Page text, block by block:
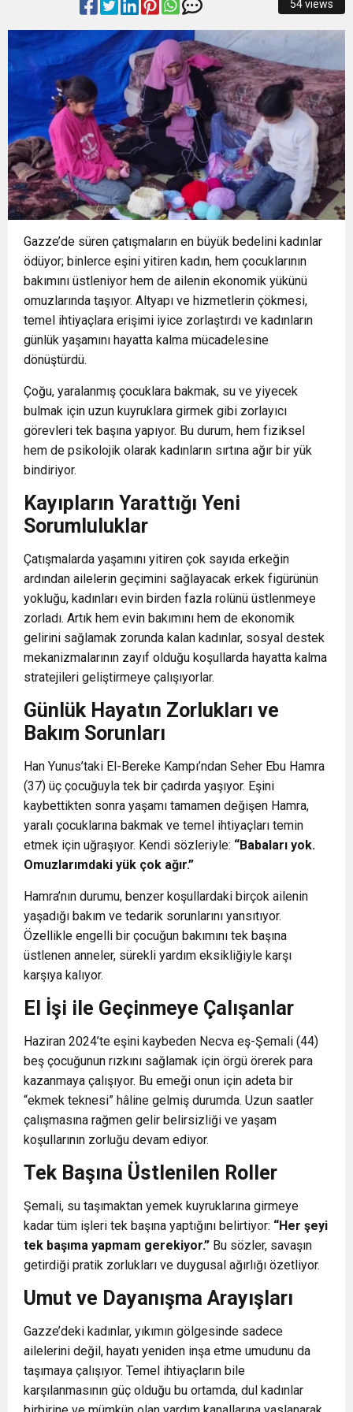
İzmir İtfaiyesi’ne 13,5 milyon Euro’luk teknoloji
yatırımı
15:40 İzmir Yurttaş Meclisi 15 ilçeye ulaştı
15:37 Onat Tüneli İzmir trafiğine nefes aldıracak
15:34 Nilüfer’e 7 yeni park kazandırılıyor
18:51 Osmangazi’de Geleceğin Yüzücüleri
Sertifikalarını Aldı
54 views
Gazze’de süren çatışmaların en büyük bedelini kadınlar
ödüyor; binlerce eşini yitiren kadın, hem çocuklarının
bakımını üstleniyor hem de ailenin ekonomik yükünü
omuzlarında taşıyor. Altyapı ve hizmetlerin çökmesi,
temel ihtiyaçlara erişimi iyice zorlaştırdı ve kadınların
günlük yaşamını hayatta kalma mücadelesine
dönüştürdü.
Çoğu, yaralanmış çocuklara bakmak, su ve yiyecek
bulmak için uzun kuyruklara girmek gibi zorlayıcı
görevleri tek başına yapıyor. Bu durum, hem fiziksel
hem de psikolojik olarak kadınların sırtına ağır bir yük
bindiriyor.
Kayıpların Yarattığı Yeni
Sorumluluklar
Çatışmalarda yaşamını yitiren çok sayıda erkeğin
ardından ailelerin geçimini sağlayacak erkek figürünün
yokluğu, kadınları evin birden fazla rolünü üstlenmeye
zorladı. Artık hem evin bakımını hem de ekonomik
gelirini sağlamak zorunda kalan kadınlar, sosyal destek
mekanizmalarının zayıf olduğu koşullarda hayatta kalma
stratejileri geliştirmeye çalışıyorlar.
Günlük Hayatın Zorlukları ve
Bakım Sorunları
Han Yunus’taki El-Bereke Kampı’ndan Seher Ebu Hamra
(37) üç çocuğuyla tek bir çadırda yaşıyor. Eşini
kaybettikten sonra yaşamı tamamen değişen Hamra,
yaralı çocuklarına bakmak ve temel ihtiyaçları temin
etmek için uğraşıyor. Kendi sözleriyle: “Babaları yok.
Omuzlarımdaki yük çok ağır.”
Hamra’nın durumu, benzer koşullardaki birçok ailenin
yaşadığı bakım ve tedarik sorunlarını yansıtıyor.
Özellikle engelli bir çocuğun bakımını tek başına
üstlenen anneler, sürekli yardım eksikliğiyle karşı
karşıya kalıyor.
El İşi ile Geçinmeye Çalışanlar
Haziran 2024’te eşini kaybeden Necva eş-Şemali (44)
beş çocuğunun rızkını sağlamak için örgü örerek para
kazanmaya çalışıyor. Bu emeği onun için adeta bir
“ekmek teknesi” hâline gelmiş durumda. Uzun saatler
çalışmasına rağmen gelir belirsizliği ve yaşam
koşullarının zorluğu devam ediyor.
Tek Başına Üstlenilen Roller
Şemali, su taşımaktan yemek kuyruklarına girmeye
kadar tüm işleri tek başına yaptığını belirtiyor: “Her şeyi
tek başıma yapmam gerekiyor.” Bu sözler, savaşın
getirdiği pratik zorlukları ve duygusal ağırlığı özetliyor.
Umut ve Dayanışma Arayışları
Gazze’deki kadınlar, yıkımın gölgesinde sadece
ailelerini değil, hayatı yeniden inşa etme umudunu da
taşımaya çalışıyor. Temel ihtiyaçların bile
karşılanmasının güç olduğu bu ortamda, dul kadınlar